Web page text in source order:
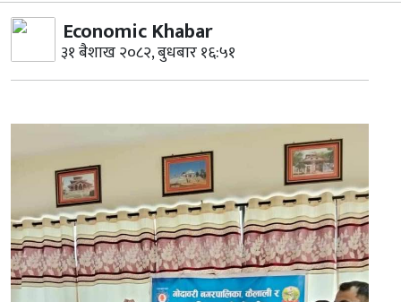
Economic Khabar
३१ बैशाख २०८२, बुधबार १६:५१